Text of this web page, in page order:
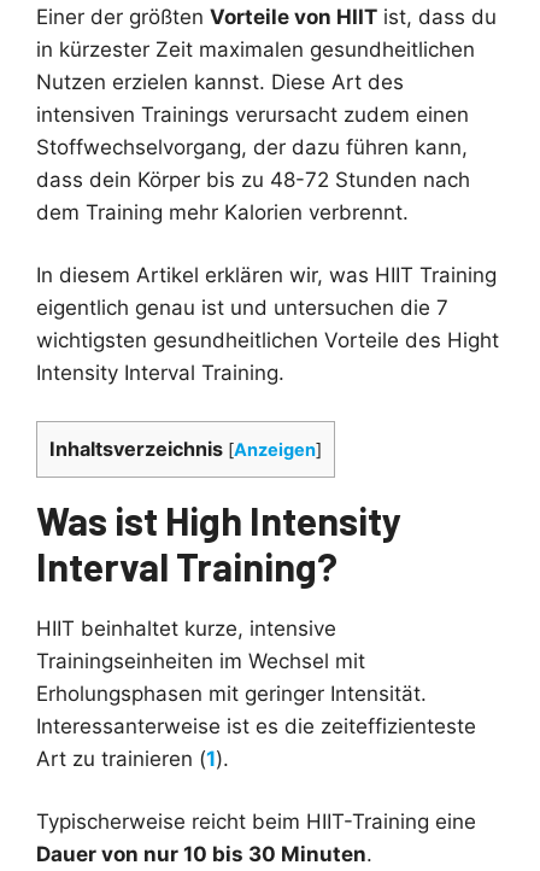
Einer der größten Vorteile von HIIT ist, dass du
in kürzester Zeit maximalen gesundheitlichen
Nutzen erzielen kannst. Diese Art des
intensiven Trainings verursacht zudem einen
Stoffwechselvorgang, der dazu führen kann,
dass dein Körper bis zu 48-72 Stunden nach
dem Training mehr Kalorien verbrennt.
In diesem Artikel erklären wir, was HIIT Training
eigentlich genau ist und untersuchen die 7
wichtigsten gesundheitlichen Vorteile des Hight
Intensity Interval Training.
Inhaltsverzeichnis [Anzeigen]
Was ist High Intensity
Interval Training?
HIIT beinhaltet kurze, intensive
Trainingseinheiten im Wechsel mit
Erholungsphasen mit geringer Intensität.
Interessanterweise ist es die zeiteffizienteste
Art zu trainieren (1).
Typischerweise reicht beim HIIT-Training eine
Dauer von nur 10 bis 30 Minuten.